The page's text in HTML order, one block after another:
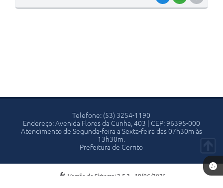
Telefone: (53) 3254-1190
Endereço: Avenida Flores da Cunha, 403 | CEP: 96395-000
Atendimento de Segunda-feira a Sexta-feira das 07h30m às
13h30m.
Prefeitura de Cerrito
Versão do Sistema: 3.5.3 - 19/06/2026